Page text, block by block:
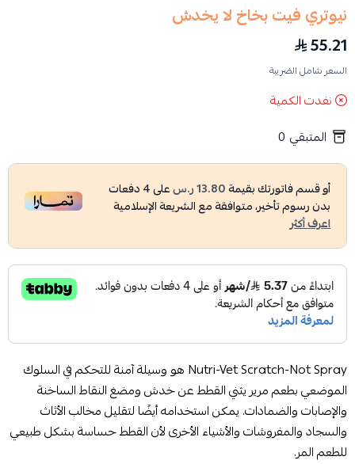
نيوتري فيت بخاخ لا يخدش
55.21
السعر شامل الضريبة
نفدت الكمية
المتبقي 0
أو قسم فاتورتك بقيمة13.80 ر.س على4دفعات
بدون رسوم تأخير، متوافقة مع الشريعة الإسلامية
اعرف أكثر
Nutri-Vet Scratch-Not Spray هو وسيلة آمنة للتحكم في السلوك
الموضعي بطعم مرير يثني القطط عن خدش ومضغ النقاط الساخنة
والإصابات والضمادات. يمكن استخدامه أيضًا لتقليل مخالب الأثاث
والسجاد والمفروشات والأشياء الأخرى لأن القطط حساسة بشكل طبيعي
للطعم المر.